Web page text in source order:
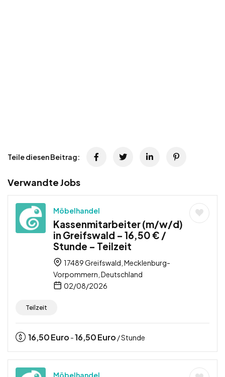
Teile diesen Beitrag:
Verwandte Jobs
Möbelhandel
Kassenmitarbeiter (m/w/d)
in Greifswald – 16,50 € /
Stunde – Teilzeit
17489 Greifswald, Mecklenburg-
Vorpommern, Deutschland
02/08/2026
Teilzeit
16,50Euro -16,50Euro / Stunde
Möbelhandel